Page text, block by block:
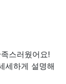
스러웠어요!
세하게 설명해